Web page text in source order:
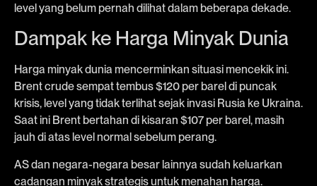
level yang belum pernah dilihat dalam beberapa dekade.
Dampak ke Harga Minyak Dunia
Harga minyak dunia mencerminkan situasi mencekik ini.
Brent crude sempat tembus $120 per barel di puncak
krisis, level yang tidak terlihat sejak invasi Rusia ke Ukraina.
Saat ini Brent bertahan di kisaran $107 per barel, masih
jauh di atas level normal sebelum perang.
AS dan negara-negara besar lainnya sudah keluarkan
cadangan minyak strategis untuk menahan harga.